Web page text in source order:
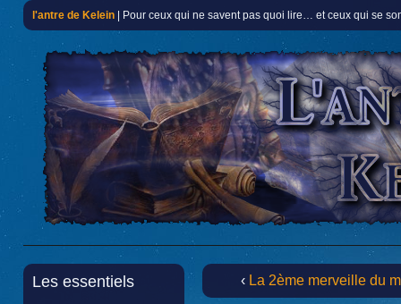
l'antre de Kelein | Pour ceux qui ne savent pas quoi lire… et ceux qui se
Les essentiels ‹ La 2ème merveille du